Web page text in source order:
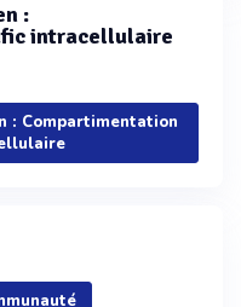
:
intracellulaire
: Compartimentation